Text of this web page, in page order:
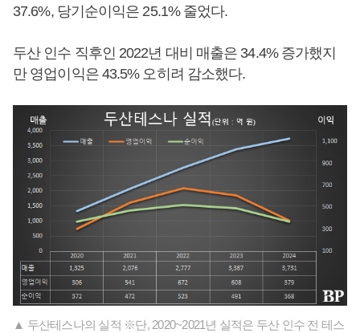
37.6%, 당기순이익은 25.1% 줄었다.
두산 인수 직후인 2022년 대비 매출은 34.4% 증가했지
만 영업이익은 43.5% 오히려 감소했다.
▲ 두산테스나의 실적 ※단, 2020~2021년 실적은 두산 인수 전 테스